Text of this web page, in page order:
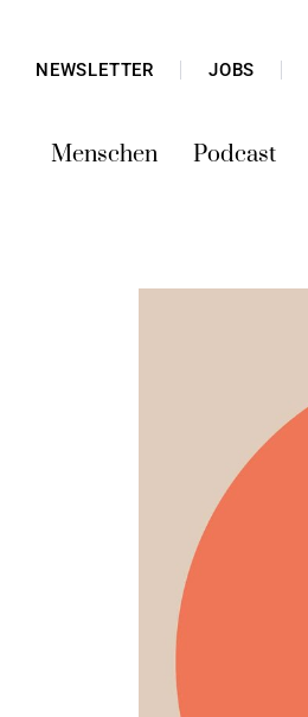
NEWSLETTER JOBS
Menschen Podcast